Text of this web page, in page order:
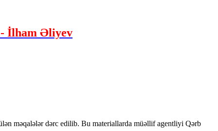
- İlham Əliyev
məqalələr dərc edilib. Bu materiallarda müəllif agentliyi Qərb